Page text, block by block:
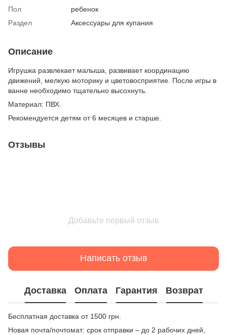
Пол
ребенок
Раздел
Аксессуары для купания
Описание
Игрушка развлекает малыша, развивает координацию
движений, мелкую моторику и цветовосприятие. После игры в
ванне необходимо тщательно высохнуть.
Материал: ПВХ.
Рекомендуется детям от 6 месяцев и старше.
Отзывы
Добавьте первый отзыв
Написать отзыв
Доставка Оплата Гарантия Возврат
Бесплатная доставка от 1500 грн.
Новая почта/почтомат: срок отправки – до 2 рабочих дней,